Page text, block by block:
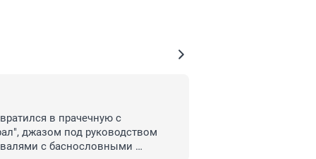
в прачечную с
джазом под руководством
с баснословными